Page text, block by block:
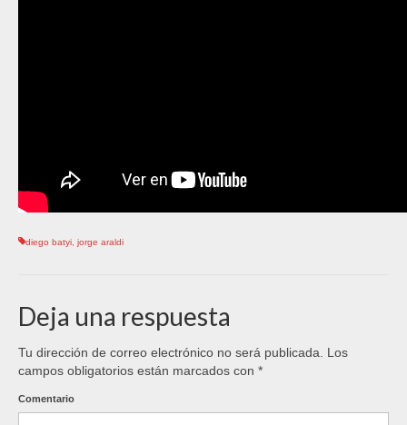
diego batyi jorge araldi
Deja una respuesta
Tu dirección de correo electrónico no será publicada.
Los
campos obligatorios están marcados con *
Comentario